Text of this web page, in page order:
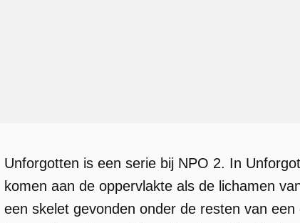
Unforgotten is een serie bij NPO 2. In
komen aan de oppervlakte als de lichamen
een skelet gevonden onder de resten van